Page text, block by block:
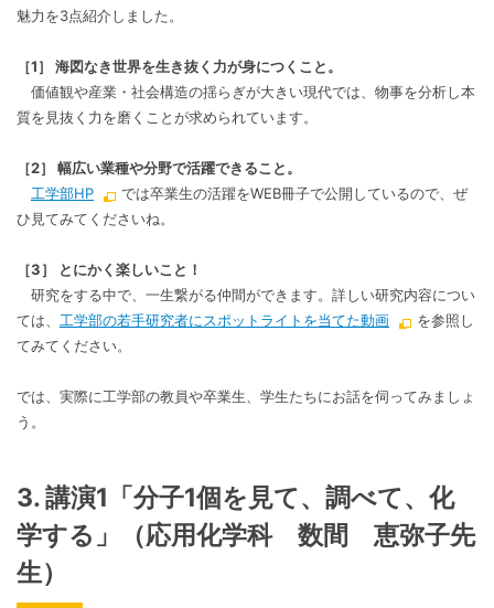
魅力を3点紹介しました。
［1］ 海図なき世界を生き抜く力が身につくこと。
価値観や産業・社会構造の揺らぎが大きい現代では、物事を分析し本
質を見抜く力を磨くことが求められています。
［2］ 幅広い業種や分野で活躍できること。
工学部HP
では卒業生の活躍をWEB冊子で公開しているので、ぜ
ひ見てみてくださいね。
［3］ とにかく楽しいこと！
研究をする中で、一生繋がる仲間ができます。詳しい研究内容につい
ては、 工学部の若手研究者にスポットライトを当てた動画
を参照し
てみてください。
では、実際に工学部の教員や卒業生、学生たちにお話を伺ってみましょ
う。
3. 講演1「分子1個を見て、調べて、化
学する」（応用化学科 数間 恵弥子先
生）